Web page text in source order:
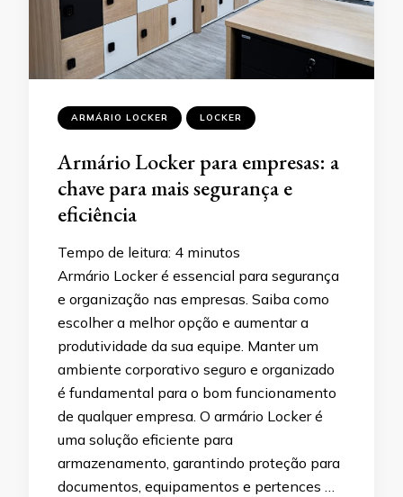
ARMÁRIO LOCKER LOCKER
Armário Locker para empresas: a
chave para mais segurança e
eficiência
Tempo de leitura: 4 minutos
Armário Locker é essencial para segurança
e organização nas empresas. Saiba como
escolher a melhor opção e aumentar a
produtividade da sua equipe. Manter um
ambiente corporativo seguro e organizado
é fundamental para o bom funcionamento
de qualquer empresa. O armário Locker é
uma solução eficiente para
armazenamento, garantindo proteção para
documentos, equipamentos e pertences …